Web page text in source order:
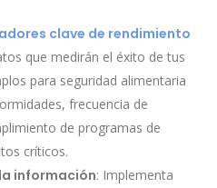
clave de rendimiento
que medirán el éxito de tus
para seguridad alimentaria
frecuencia de
de programas de
críticos.
información: Implementa